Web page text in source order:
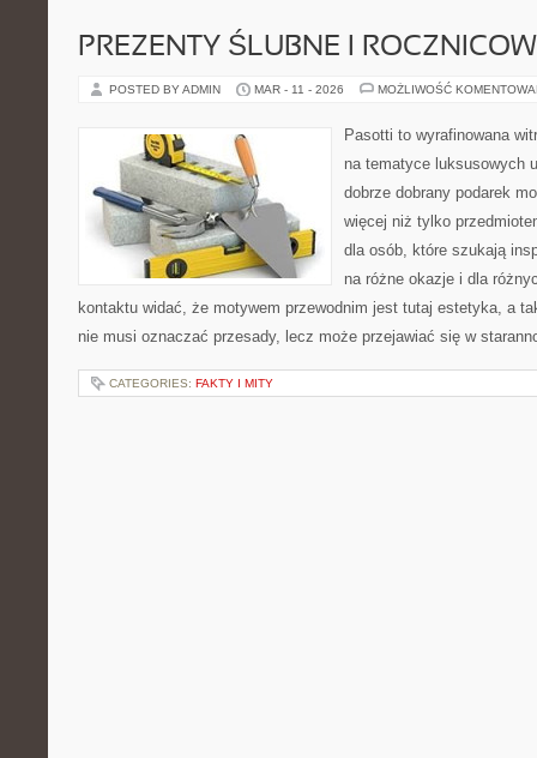
PREZENTY ŚLUBNE I
POSTED BY ADMIN MAR - 11 - 2026 MOŻLIWOŚĆ
Pasotti to wyrafinowana
na tematyce luksusowych
dobrze dobrany podarek
więcej niż tylko
dla osób, które szukają
na różne okazje i dla
kontaktu widać, że motywem przewodnim jest tutaj estetyka, a
nie musi oznaczać przesady, lecz może przejawiać się w
CATEGORIES: FAKTY I MITY